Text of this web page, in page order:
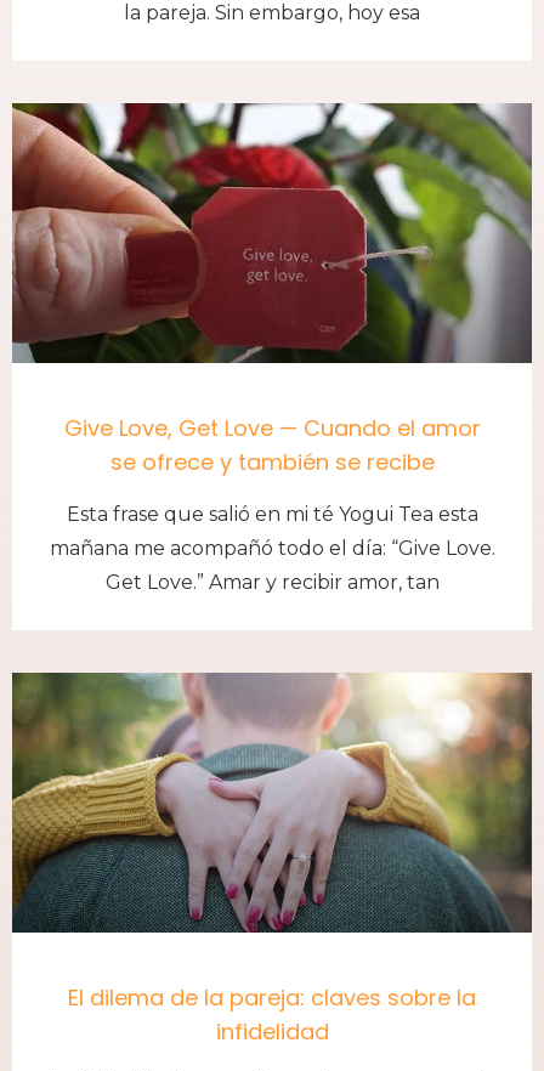
la pareja. Sin embargo, hoy esa
Give Love, Get Love — Cuando el amor
se ofrece y también se recibe
Esta frase que salió en mi té Yogui Tea esta
mañana me acompañó todo el día: “Give Love.
Get Love.” Amar y recibir amor, tan
El dilema de la pareja: claves sobre la
infidelidad